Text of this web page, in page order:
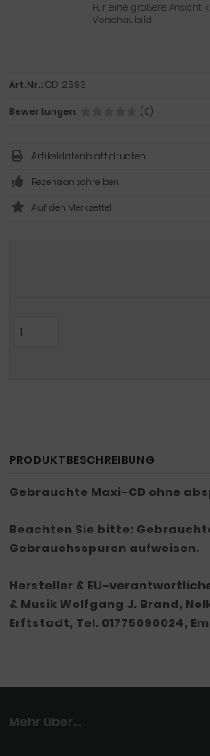
Für eine größere Ansicht
Vorschaubild
Art.Nr.: CD-2663
Bewertungen:
(0)
Artikeldatenblatt drucken
Rezension schreiben
PRODUKTBESCHREIBUNG
Gebrauchte Maxi-CD ohne
Beachten Sie bitte:
Gebrauchsspuren aufweisen.
Hersteller & EU-
& Musik Wolfgang J. Brand,
Erftstadt, Tel. 01775090024,
Mehr über...